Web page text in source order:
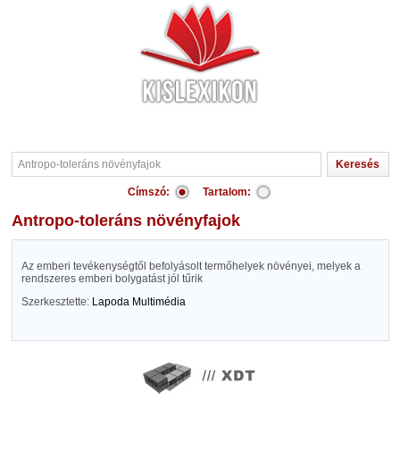
Címszó: Tartalom:
Antropo-toleráns növényfajok
Az emberi tevékenységtől befolyásolt termőhelyek növényei, melyek a
rendszeres emberi bolygatást jól tűrik
Szerkesztette: Lapoda Multimédia